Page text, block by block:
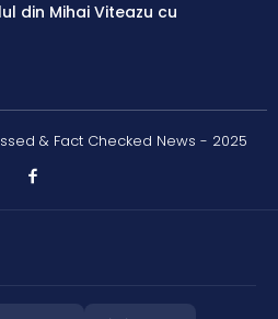
din Mihai Viteazu cu
& Fact Checked News - 2025